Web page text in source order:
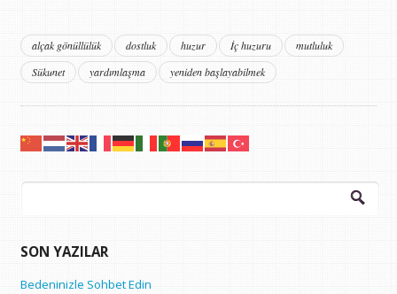
alçak gönüllülük dostluk huzur İç huzuru
mutluluk
Sükunet
yardımlaşma yeniden başlayabilmek
Arama:
SON YAZILAR
Bedeninizle Sohbet Edin